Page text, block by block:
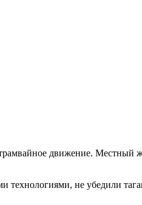
движение. Местный
технологиями, не убедили